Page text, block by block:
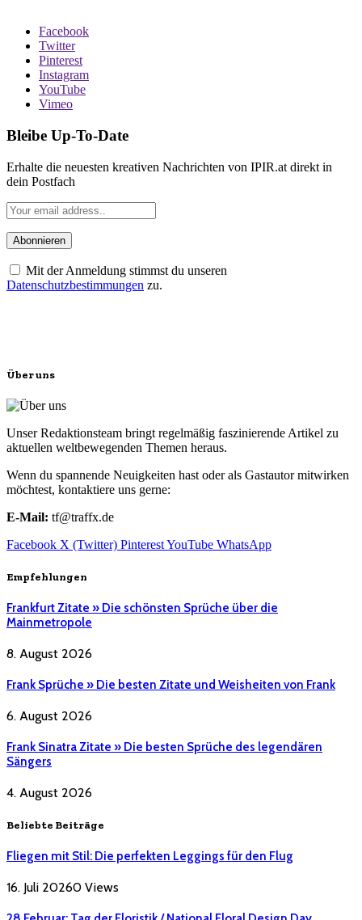
Facebook
Twitter
Pinterest
Instagram
YouTube
Vimeo
Bleibe Up-To-Date
Erhalte die neuesten kreativen Nachrichten von IPIR.at direkt in
dein Postfach
Mit der Anmeldung stimmst du unseren
Datenschutzbestimmungen zu.
Über uns
Unser Redaktionsteam bringt regelmäßig faszinierende Artikel zu
aktuellen weltbewegenden Themen heraus.
Wenn du spannende Neuigkeiten hast oder als Gastautor mitwirken
möchtest, kontaktiere uns gerne:
E-Mail: tf@traffx.de
Facebook X (Twitter) PinterestYouTube WhatsApp
Empfehlungen
Frankfurt Zitate » Die schönsten Sprüche über die
Mainmetropole
8. August 2026
Frank Sprüche » Die besten Zitate und Weisheiten von Frank
6. August 2026
Frank Sinatra Zitate » Die besten Sprüche des legendären
Sängers
4. August 2026
Beliebte Beiträge
Fliegen mit Stil: Die perfekten Leggings für den Flug
16. Juli 20260 Views